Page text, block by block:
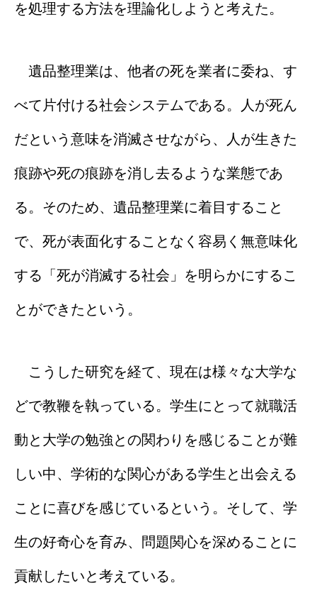
を処理する方法を理論化しようと考えた。
遺品整理業は、他者の死を業者に委ね、す
べて片付ける社会システムである。人が死ん
だという意味を消滅させながら、人が生きた
痕跡や死の痕跡を消し去るような業態であ
る。そのため、遺品整理業に着目すること
で、死が表面化することなく容易く無意味化
する「死が消滅する社会」を明らかにするこ
とができたという。
こうした研究を経て、現在は様々な大学な
どで教鞭を執っている。学生にとって就職活
動と大学の勉強との関わりを感じることが難
しい中、学術的な関心がある学生と出会える
ことに喜びを感じているという。そして、学
生の好奇心を育み、問題関心を深めることに
貢献したいと考えている。